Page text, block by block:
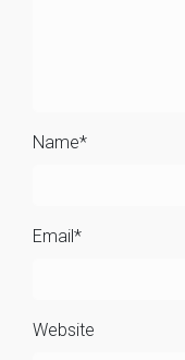
Name*
Email*
Website